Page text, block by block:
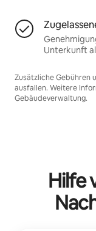
Unterkunft
Zusätzliche Gebühren
ausfallen. Weitere
Gebäudeverwaltung.
Hilfe